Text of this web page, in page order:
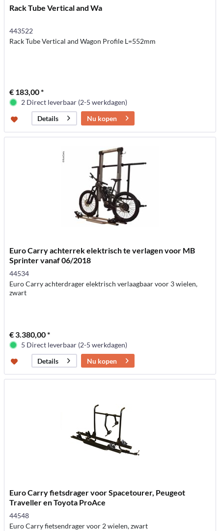
Rack Tube Vertical and Wa
443522
Rack Tube Vertical and Wagon Profile L=552mm
€ 183,00 *
2 Direct leverbaar (2-5 werkdagen)
Details
Nu kopen
Euro Carry achterrek elektrisch te verlagen voor MB
Sprinter vanaf 06/2018
44534
Euro Carry achterdrager elektrisch verlaagbaar voor 3 wielen,
zwart
€ 3.380,00 *
5 Direct leverbaar (2-5 werkdagen)
Details
Nu kopen
Euro Carry fietsdrager voor Spacetourer, Peugeot
Traveller en Toyota ProAce
44548
Euro Carry fietsendrager voor 2 wielen, zwart